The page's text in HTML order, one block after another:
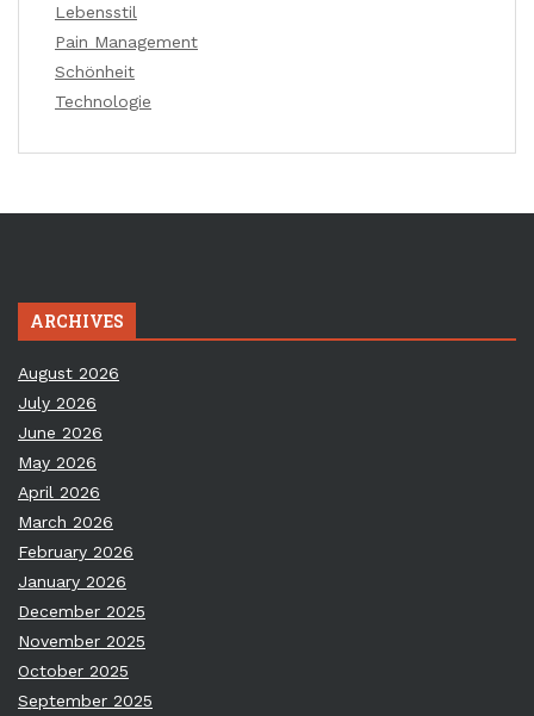
Lebensstil
Pain Management
Schönheit
Technologie
ARCHIVES
August 2026
July 2026
June 2026
May 2026
April 2026
March 2026
February 2026
January 2026
December 2025
November 2025
October 2025
September 2025